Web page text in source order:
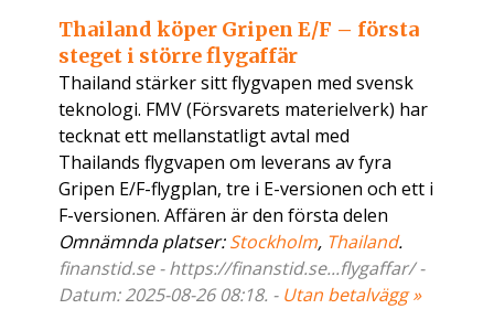
Thailand köper Gripen E/F – första
steget i större flygaffär
Thailand stärker sitt flygvapen med svensk
teknologi. FMV (Försvarets materielverk) har
tecknat ett mellanstatligt avtal med
Thailands flygvapen om leverans av fyra
Gripen E/F-flygplan, tre i E-versionen och ett i
F-versionen. Affären är den första delen
Omnämnda platser:Stockholm, Thailand.
finanstid.se - https://finanstid.se...flygaffar/ -
Datum: 2025-08-26 08:18. - Utan betalvägg »